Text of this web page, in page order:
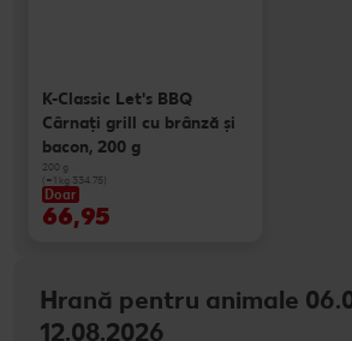
K-Classic Let's BBQ
Cârnaţi grill cu brânză și
bacon, 200 g
200 g
(=1 kg 334.75)
Doar
66,95
Hrană pentru animale
12.08.2026